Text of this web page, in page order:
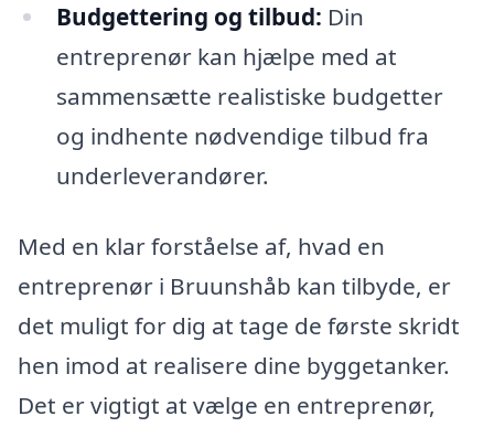
Budgettering og tilbud: Din
entreprenør kan hjælpe med at
sammensætte realistiske budgetter
og indhente nødvendige tilbud fra
underleverandører.
Med en klar forståelse af, hvad en
entreprenør i Bruunshåb kan tilbyde, er
det muligt for dig at tage de første skridt
hen imod at realisere dine byggetanker.
Det er vigtigt at vælge en entreprenør,